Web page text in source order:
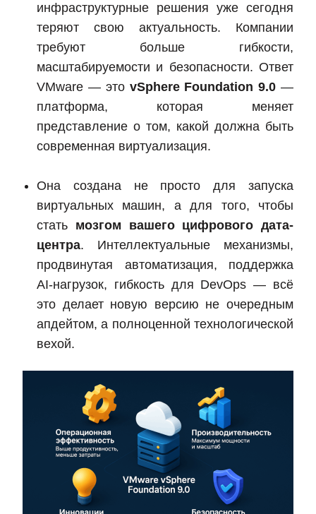
инфраструктурные решения уже сегодня
теряют свою актуальность. Компании
требуют больше гибкости,
масштабируемости и безопасности. Ответ
VMware — это vSphere Foundation 9.0 —
платформа, которая меняет
представление о том, какой должна быть
современная виртуализация.
Она создана не просто для запуска
виртуальных машин, а для того, чтобы
стать мозгом вашего цифрового дата-
центра. Интеллектуальные механизмы,
продвинутая автоматизация, поддержка
AI-нагрузок, гибкость для DevOps — всё
это делает новую версию не очередным
апдейтом, а полноценной технологической
вехой.